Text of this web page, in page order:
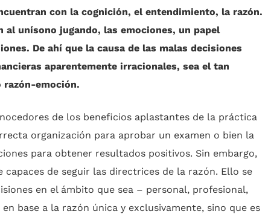
con la cognición, el entendimiento, la razón.
unísono jugando, las emociones, un papel
De ahí que la causa de las malas decisiones
aparentemente irracionales, sea el tan
razón-emoción.
de los beneficios aplastantes de la práctica
organización para aprobar un examen o bien la
para obtener resultados positivos. Sin embargo,
de seguir las directrices de la razón. Ello se
en el ámbito que sea – personal, profesional,
base a la razón única y exclusivamente, sino que es